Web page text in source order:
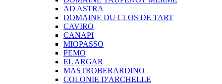
AD ASTRA
DOMAINE DU CLOS DE TART
CAVIRO
CANAPI
MIOPASSO
PEMO
EL ARGAR
MASTROBERARDINO
COLONIE D'ARCHELLE